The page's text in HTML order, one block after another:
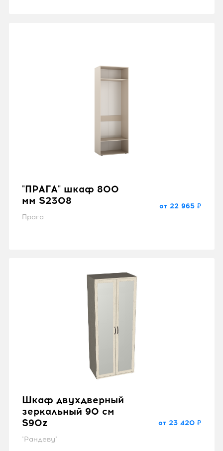
"ПРАГА" шкаф 800
мм S2308
Прага
от 22 965 ₽
Шкаф двухдверный
зеркальный 90 см
S90z
"Рандеву"
от 23 420 ₽